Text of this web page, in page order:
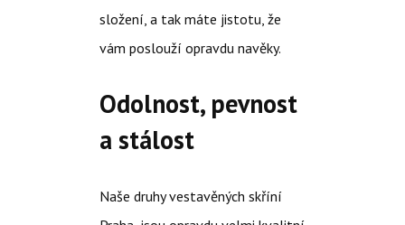
složení, a tak máte jistotu, že
vám poslouží opravdu navěky.
Odolnost, pevnost
a stálost
Naše druhy vestavěných skříní